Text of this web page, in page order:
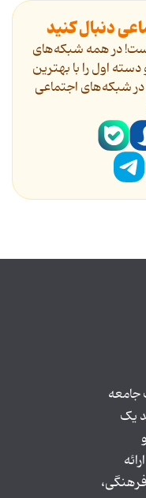
دنبال کنید
در همه شبکه‌های
اول را با بهترین
در شبکه‌های اجتماعی
جامعه
یک